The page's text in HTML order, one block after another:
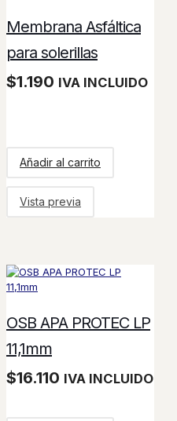
Membrana Asfáltica
para solerillas
$1.190 IVA INCLUIDO
Añadir al carrito
Vista previa
OSB APA PROTEC LP
11,1mm
$16.110 IVA INCLUIDO